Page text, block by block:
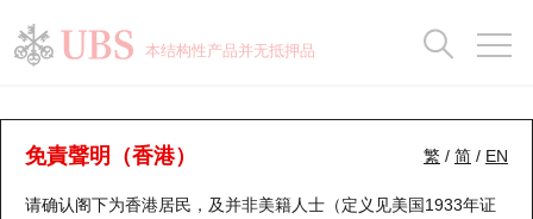
本结构性产品并无抵押品
繁 / 简 / EN
免責聲明（香港）
请确认阁下为香港居民，及并非美籍人士（定义见美国1933年证
牛熊证分析仪
表现 街货统计 比较
瑞银认股证一览
新发行瑞银认股证
街货统计
比较
牛熊全景快搜
牛熊证搜寻
街货统计
比较
十大升幅/跌幅
十大认股证成交分布
正股分析仪
二十大活跃股份
持股比重
显示所有持股比重
每月轮证大市专题
轮证专栏